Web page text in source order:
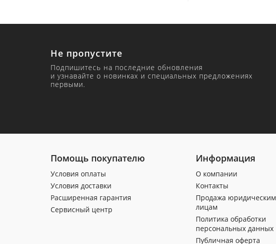
Не пропустите
Подпишитесь на последние обновления
и узнавайте о новинках и специальных предложениях
первыми.
Помощь покупателю
Условия оплаты
Условия доставки
Расширенная гарантия
Сервисный центр
Информация
О компании
Контакты
Продажа юридическим
лицам
Политика обработки
персональных данных
Публичная оферта